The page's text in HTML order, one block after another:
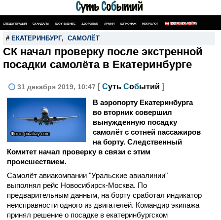
СПЕЦОПЕРАЦИЯ СКАНДАЛЫ ШОУ-БИЗНЕС ЗДОРОВЬЕ АРМИЯ ШПИОНАЖ НЕКРОЛОГ ПОИСК ПО САЙТУ
# ЕКАТЕРИНБУРГ, САМОЛЁТ
СК начал проверку после экстренной
посадки самолёта в Екатеринбурге
31 декабря 2019, 10:47 [ Суть Событий ]
Фото: pixabay.com
В аэропорту Екатеринбурга
во вторник совершил
вынужденную посадку
самолёт с сотней пассажиров
на борту. Следственный
Комитет начал проверку в связи с этим
происшествием.
Самолёт авиакомпании "Уральские авиалинии"
выполнял рейс Новосибирск-Москва. По
предварительным данным, на борту сработал индикатор
неисправности одного из двигателей. Командир экипажа
принял решение о посадке в екатеринбургском